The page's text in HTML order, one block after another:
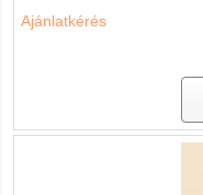
Ajánlatkérés